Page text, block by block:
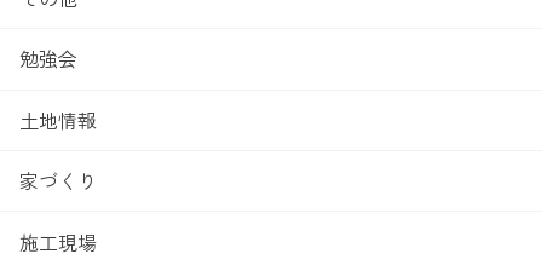
勉強会
土地情報
家づくり
施工現場